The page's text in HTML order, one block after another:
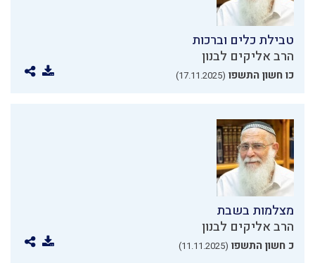
טבילת כלים וברכות
הרב אליקים לבנון
כו חשון התשפו (17.11.2025)
מצלמות בשבת
הרב אליקים לבנון
כ חשון התשפו (11.11.2025)